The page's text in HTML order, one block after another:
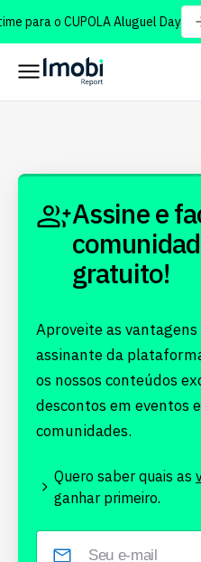
para o CUPOLA Aluguel Day
Assine e
gratuito!
Aproveite as
assinante da
os nossos conteúdos
descontos em eventos
comunidades.
Quero saber quais as
ganhar primeiro.